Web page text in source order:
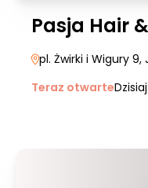
Pasja Hair
pl. Żwirki i Wigury 9,
Teraz otwarteDzisiaj: